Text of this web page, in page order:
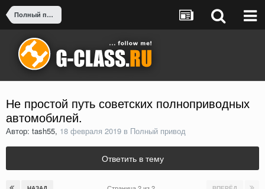
Полный привод
Не простой путь советских полноприводных
автомобилей.
Автор: tash55, 18 февраля 2019 в Полный привод
Ответить в тему